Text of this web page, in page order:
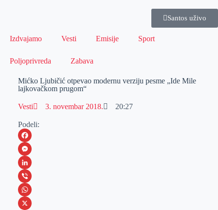
Santos uživo
Izdvajamo Vesti Emisije Sport
Poljoprivreda Zabava
Mićko Ljubičić otpevao modernu verziju pesme „Ide Mile
lajkovačkom prugom“
Vesti 3. novembar 2018. 20:27
Podeli:
F
a
c
e
b
M
e
s
s
L
i
n
V
iW